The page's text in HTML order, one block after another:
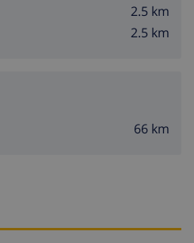
2.5 km
2.5 km
66 km